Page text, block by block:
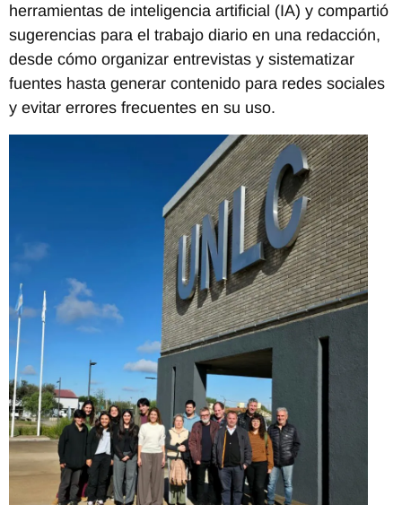
herramientas de inteligencia artificial (IA) y compartió
sugerencias para el trabajo diario en una redacción,
desde cómo organizar entrevistas y sistematizar
fuentes hasta generar contenido para redes sociales
y evitar errores frecuentes en su uso.